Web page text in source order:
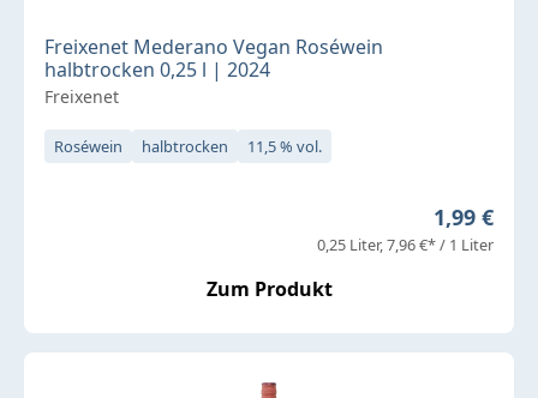
Freixenet Mederano Vegan Roséwein
halbtrocken 0,25 l | 2024
Freixenet
Roséwein halbtrocken 11,5 % vol.
Regulärer
1,99 €
0,25 Liter 7,96 €* / 1 Liter
Zum Produkt